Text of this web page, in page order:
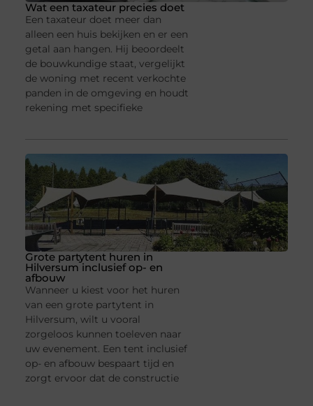
Wat een taxateur precies doet
Een taxateur doet meer dan
alleen een huis bekijken en er een
getal aan hangen. Hij beoordeelt
de bouwkundige staat, vergelijkt
de woning met recent verkochte
panden in de omgeving en houdt
rekening met specifieke
Grote partytent huren in
Hilversum inclusief op- en
afbouw
Wanneer u kiest voor het huren
van een grote partytent in
Hilversum, wilt u vooral
zorgeloos kunnen toeleven naar
uw evenement. Een tent inclusief
op- en afbouw bespaart tijd en
zorgt ervoor dat de constructie